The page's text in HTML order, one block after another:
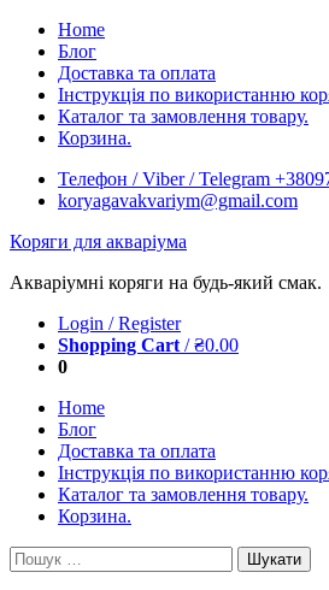
Skip
content
Home
Блог
Доставка та оплата
Інструкція по використанню
Каталог та замовлення товару.
Корзина.
Телефон / Viber / Telegram
koryagavakvariym@gmail.com
Коряги для акваріума
Акваріумні коряги на будь-який смак.
Login / Register
Shopping Cart /₴0.00
0
Home
Блог
Доставка та оплата
Інструкція по використанню
Каталог та замовлення товару.
Корзина.
Пошук: